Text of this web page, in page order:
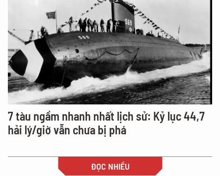
7 tàu ngầm nhanh nhất lịch sử: Kỷ lục 44,7
hải lý/giờ vẫn chưa bị phá
ĐỌC NHIỀU